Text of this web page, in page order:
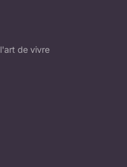
de vivre